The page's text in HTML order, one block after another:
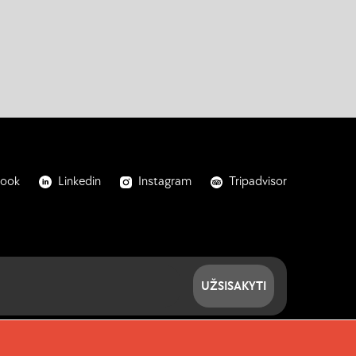
Linkedin Instagram Tripadvisor
UŽSISAKYTI